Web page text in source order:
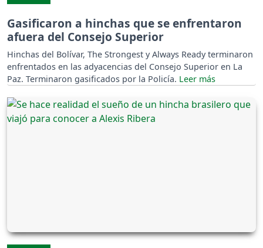
Gasificaron a hinchas que se enfrentaron
afuera del Consejo Superior
Hinchas del Bolívar, The Strongest y Always Ready terminaron
enfrentados en las adyacencias del Consejo Superior en La
Paz. Terminaron gasificados por la Policía.